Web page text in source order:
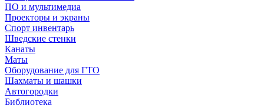
ПО и мультимедиа
Проекторы и экраны
Спорт инвентарь
Шведские стенки
Канаты
Маты
Оборудование для ГТО
Шахматы и шашки
Автогородки
Библиотека